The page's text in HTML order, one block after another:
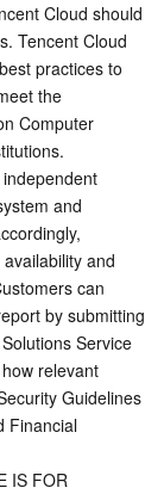
Cloud should
Tencent Cloud
practices to
the
Computer
and
and
can
by submitting
Service
relevant
Guidelines
Financial
IS FOR